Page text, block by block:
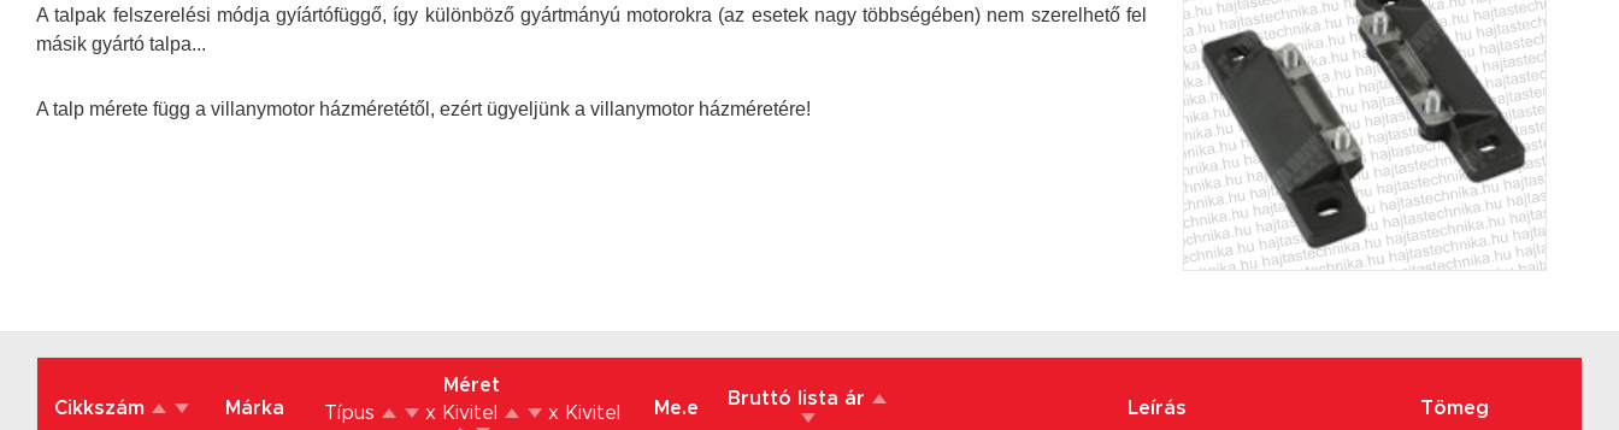
A talpak felszerelési módja gyíártófüggő, így különböző gyártmányú motorokra (az esetek nagy többségében) nem szerelhető fel
másik gyártó talpa...
A talp mérete függ a villanymotor házméretétől, ezért ügyeljünk a villanymotor házméretére!
Cikkszám Márka
Méret
Típus
x Kivitel x Kivitel Me.e Bruttó lista ár Leírás Tömeg